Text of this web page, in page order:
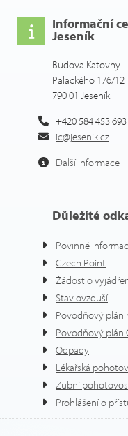
Informační
Jeseník
Budova Katovny
Palackého 176/12
790 01 Jeseník
+420 584 453 693
ic@jesenik.cz
Další informace
Důležité
Povinné
Czech Point
Žádost o
Stav ovzduší
Povodňový plán
Povodňový plán
Odpady
Lékařská
Zubní
Prohlášení o